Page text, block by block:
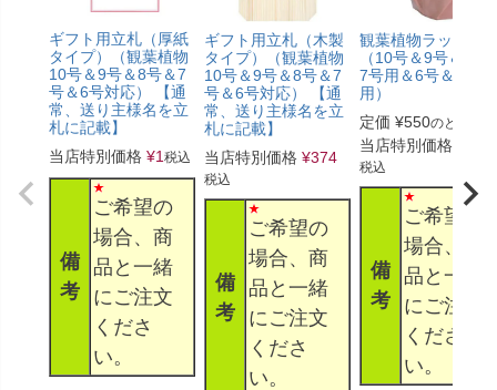
ギフト用立札（厚紙
タイプ）（観葉植物
10号＆9号＆8号＆7
号＆6号対応） 【通
常、送り主様名を立
札に記載】
当店特別価格 ¥1税込
備
考
ご希望の
場合、商
品と一緒
にご注文
くださ
い。
ギフト用立札（木製
タイプ）（観葉植物
10号＆9号＆8号＆7
号＆6号対応） 【通
常、送り主様名を立
札に記載】
当店特別価格 ¥374
税込
備
考
ご希望の
場合、商
品と一緒
にご注文
くださ
い。
観葉植物ラッピン
（10号＆9号＆8号
7号用＆6号＆5号
用）
定価 ¥550のところ
当店特別価格
税込
備
考
ご希望の
場合、商
品と一緒
にご注文
くださ
い。